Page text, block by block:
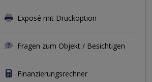
Exposé mit Druckoption
Fragen zum Objekt / Besichtigen
Finanzierungsrechner